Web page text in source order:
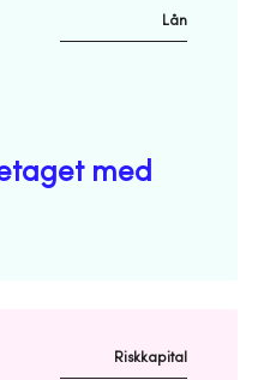
Lån
med
Riskkapital